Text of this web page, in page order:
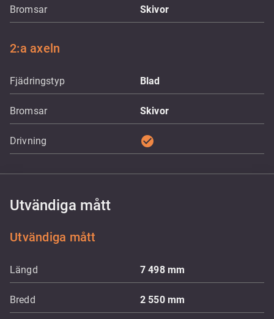
Bromsar Skivor
2:a axeln
Fjädringstyp Blad
Bromsar Skivor
Drivning check_circle
Utvändiga mått
Utvändiga mått
Längd 7 498 mm
Bredd 2 550 mm